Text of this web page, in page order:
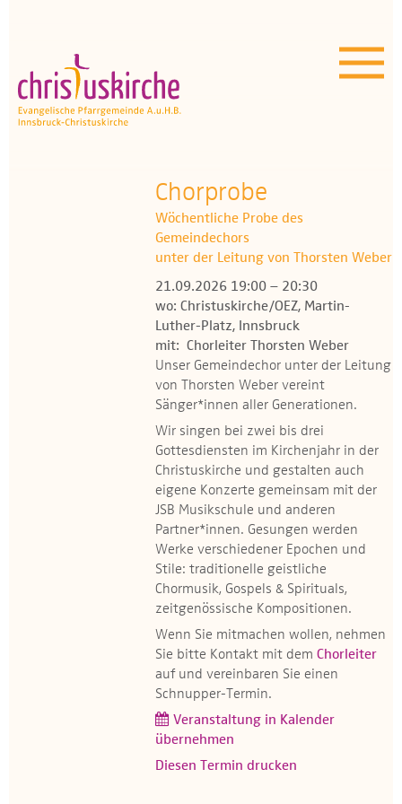
Unser Angebot
OEZ
Wissenswertes
Medien
Kontakt
Chorprobe
Wöchentliche Probe des
Gemeindechors
unter der Leitung von Thorsten Weber
21.09.2026 19:00 – 20:30
wo: Christuskirche/OEZ, Martin-
Luther-Platz, Innsbruck
mit: Chorleiter Thorsten Weber
Unser Gemeindechor unter der Leitung
von Thorsten Weber vereint
Sänger*innen aller Generationen.
Wir singen bei zwei bis drei
Gottesdiensten im Kirchenjahr in der
Christuskirche und gestalten auch
eigene Konzerte gemeinsam mit der
JSB Musikschule und anderen
Partner*innen. Gesungen werden
Werke verschiedener Epochen und
Stile: traditionelle geistliche
Chormusik, Gospels & Spirituals,
zeitgenössische Kompositionen.
Wenn Sie mitmachen wollen, nehmen
Sie bitte Kontakt mit dem Chorleiter
auf und vereinbaren Sie einen
Schnupper-Termin.
Veranstaltung in Kalender
übernehmen
Diesen Termin drucken